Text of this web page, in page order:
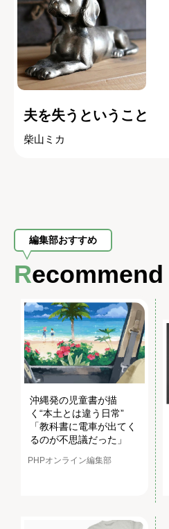
夫を失うということ
柴山ミカ
編集部おすすめ
Recommend
沖縄発の児童書が描
く“本土とは違う日常”
「教科書に電車が出てく
るのが不思議だった」
PHPオンライン編集部